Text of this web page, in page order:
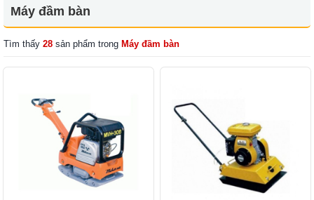
Máy đầm bàn
Tìm thấy 28 sản phẩm trong Máy đầm bàn